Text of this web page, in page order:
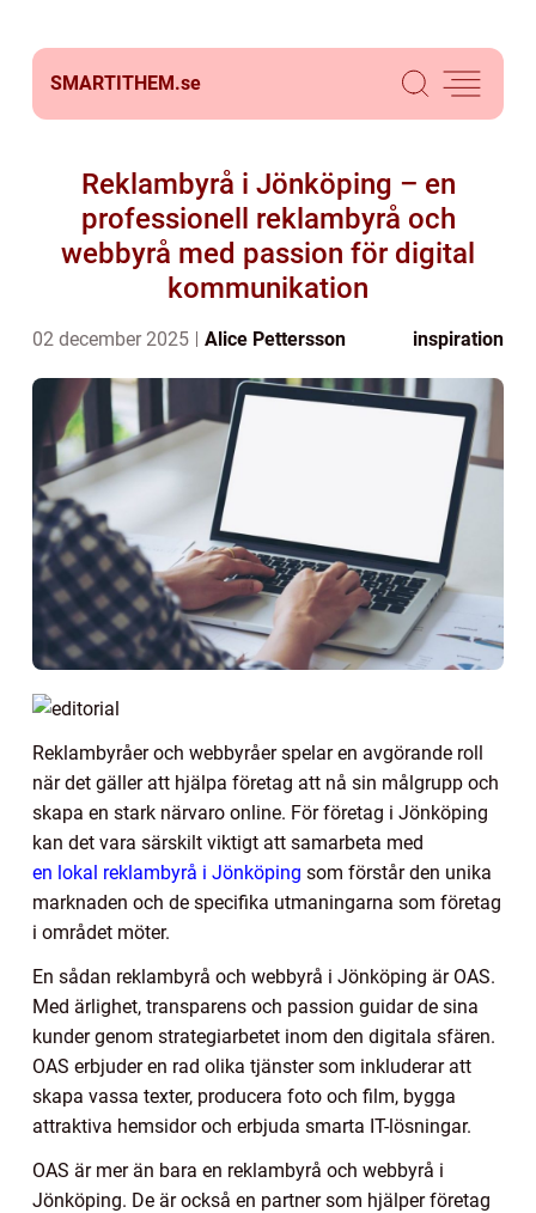
SMARTITHEM.se
Reklambyrå i Jönköping – en
professionell reklambyrå och
webbyrå med passion för digital
kommunikation
02 december 2025 Alice Pettersson inspiration
Reklambyråer och webbyråer spelar en avgörande roll
när det gäller att hjälpa företag att nå sin målgrupp och
skapa en stark närvaro online. För företag i Jönköping
kan det vara särskilt viktigt att samarbeta med
en lokal reklambyrå i Jönköping som förstår den unika
marknaden och de specifika utmaningarna som företag
i området möter.
En sådan reklambyrå och webbyrå i Jönköping är OAS.
Med ärlighet, transparens och passion guidar de sina
kunder genom strategiarbetet inom den digitala sfären.
OAS erbjuder en rad olika tjänster som inkluderar att
skapa vassa texter, producera foto och film, bygga
attraktiva hemsidor och erbjuda smarta IT-lösningar.
OAS är mer än bara en reklambyrå och webbyrå i
Jönköping. De är också en partner som hjälper företag